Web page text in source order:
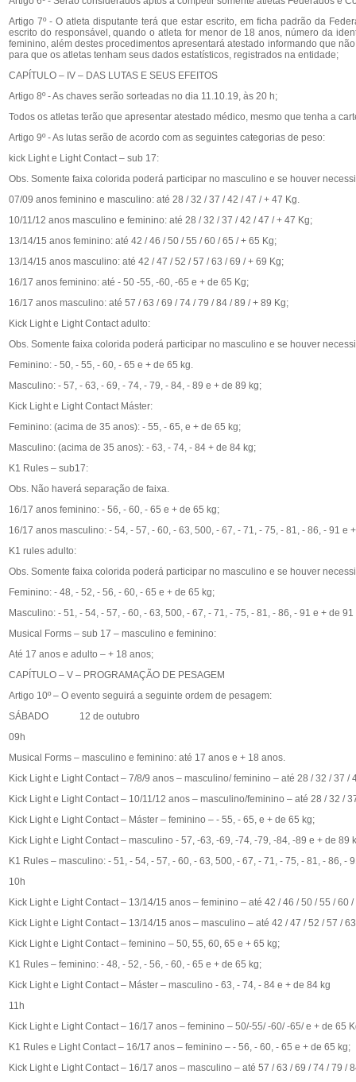
Artigo 7º - O atleta disputante terá que estar escrito, em ficha padrão da
escrito do responsável, quando o atleta for menor de 18 anos, número da
feminino, além destes procedimentos apresentará atestado informando que
para que os atletas tenham seus dados estatísticos, registrados na entidade;
CAPÍTULO – IV – DAS LUTAS E SEUS EFEITOS
Artigo 8º - As chaves serão sorteadas no dia 11.10.19, às 20 h;
Todos os atletas terão que apresentar atestado médico, mesmo que tenha a
Artigo 9º - As lutas serão de acordo com as seguintes categorias de peso:
kick Light e Light Contact – sub 17:
Obs. Somente faixa colorida poderá participar no masculino e se houver
07/09 anos feminino e masculino: até 28 / 32 / 37 / 42 / 47 / + 47 Kg.
10/11/12 anos masculino e feminino: até 28 / 32 / 37 / 42 / 47 / + 47 Kg;
13/14/15 anos feminino: até 42 / 46 / 50 / 55 / 60 / 65 / + 65 Kg;
13/14/15 anos masculino: até 42 / 47 / 52 / 57 / 63 / 69 / + 69 Kg;
16/17 anos feminino: até - 50 -55, -60, -65 e + de 65 Kg;
16/17 anos masculino: até 57 / 63 / 69 / 74 / 79 / 84 / 89 / + 89 Kg;
Kick Light e Light Contact adulto:
Obs. Somente faixa colorida poderá participar no masculino e se houver
Feminino: - 50, - 55, - 60, - 65 e + de 65 kg.
Masculino: - 57, - 63, - 69, - 74, - 79, - 84, - 89 e + de 89 kg;
Kick Light e Light Contact Máster:
Feminino: (acima de 35 anos): - 55, - 65, e + de 65 kg;
Masculino: (acima de 35 anos): - 63, - 74, - 84 + de 84 kg;
K1 Rules – sub17:
Obs. Não haverá separação de faixa.
16/17 anos feminino: - 56, - 60, - 65 e + de 65 kg;
16/17 anos masculino: - 54, - 57, - 60, - 63, 500, - 67, - 71, - 75, - 81, - 86, - 91 e
K1 rules adulto:
Obs. Somente faixa colorida poderá participar no masculino e se houver
Feminino: - 48, - 52, - 56, - 60, - 65 e + de 65 kg;
Masculino: - 51, - 54, - 57, - 60, - 63, 500, - 67, - 71, - 75, - 81, - 86, - 91 e + de 91
Musical Forms – sub 17 – masculino e feminino:
Até 17 anos e adulto – + 18 anos;
CAPÍTULO – V – PROGRAMAÇÃO DE PESAGEM
Artigo 10º – O evento seguirá a seguinte ordem de pesagem:
SÁBADO 12 de outubro
09h
Musical Forms – masculino e feminino: até 17 anos e + 18 anos.
Kick Light e Light Contact – 7/8/9 anos – masculino/ feminino – até 28 / 32 / 37 /
Kick Light e Light Contact – 10/11/12 anos – masculino/feminino – até 28 / 32 /
Kick Light e Light Contact – Máster – feminino – - 55, - 65, e + de 65 kg;
Kick Light e Light Contact – masculino - 57, -63, -69, -74, -79, -84, -89 e + de 89
K1 Rules – masculino: - 51, - 54, - 57, - 60, - 63, 500, - 67, - 71, - 75, - 81, - 86, -
10h
Kick Light e Light Contact – 13/14/15 anos – feminino – até 42 / 46 / 50 / 55 / 60 /
Kick Light e Light Contact – 13/14/15 anos – masculino – até 42 / 47 / 52 / 57 /
Kick Light e Light Contact – feminino – 50, 55, 60, 65 e + 65 kg;
K1 Rules – feminino: - 48, - 52, - 56, - 60, - 65 e + de 65 kg;
Kick Light e Light Contact – Máster – masculino - 63, - 74, - 84 e + de 84 kg
11h
Kick Light e Light Contact – 16/17 anos – feminino – 50/-55/ -60/ -65/ e + de 65
K1 Rules e Light Contact – 16/17 anos – feminino – - 56, - 60, - 65 e + de 65 kg;
Kick Light e Light Contact – 16/17 anos – masculino – até 57 / 63 / 69 / 74 / 79 /